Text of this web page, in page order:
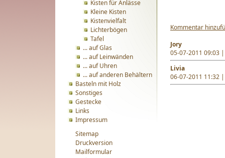
Kisten für Anlässe
Kleine Kisten
Kistenvielfalt
Lichterbögen
Tafel
... auf Glas
... auf Leinwänden
... auf Uhren
... auf anderen Behältern
Basteln mit Holz
Sonstiges
Gestecke
Links
Impressum
Sitemap
Druckversion
Mailformular
Kommentar
Jory
05-07-2011 09:03 |
Livia
06-07-2011 11:32 |